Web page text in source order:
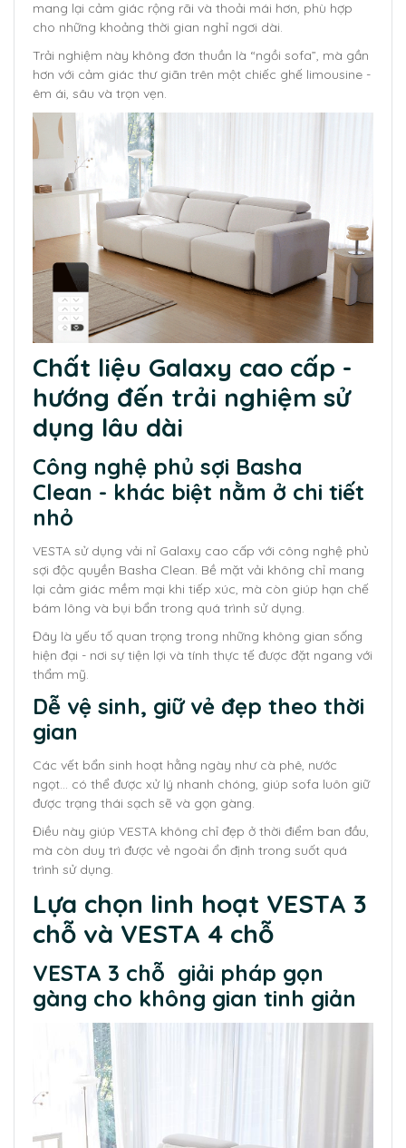
mang lại cảm giác rộng rãi và thoải mái hơn, phù hợp
cho những khoảng thời gian nghỉ ngơi dài.
Trải nghiệm này không đơn thuần là “ngồi sofa”, mà gần
hơn với cảm giác thư giãn trên một chiếc ghế limousine -
êm ái, sâu và trọn vẹn.
Chất liệu Galaxy cao cấp -
hướng đến trải nghiệm sử
dụng lâu dài
Công nghệ phủ sợi Basha
Clean - khác biệt nằm ở chi tiết
nhỏ
VESTA sử dụng vải nỉ Galaxy cao cấp với công nghệ phủ
sợi độc quyền Basha Clean. Bề mặt vải không chỉ mang
lại cảm giác mềm mại khi tiếp xúc, mà còn giúp hạn chế
bám lông và bụi bẩn trong quá trình sử dụng.
Đây là yếu tố quan trọng trong những không gian sống
hiện đại - nơi sự tiện lợi và tính thực tế được đặt ngang với
thẩm mỹ.
Dễ vệ sinh, giữ vẻ đẹp theo thời
gian
Các vết bẩn sinh hoạt hằng ngày như cà phê, nước
ngọt… có thể được xử lý nhanh chóng, giúp sofa luôn giữ
được trạng thái sạch sẽ và gọn gàng.
Điều này giúp VESTA không chỉ đẹp ở thời điểm ban đầu,
mà còn duy trì được vẻ ngoài ổn định trong suốt quá
trình sử dụng.
Lựa chọn linh hoạt VESTA 3
chỗ và VESTA 4 chỗ
VESTA 3 chỗ giải pháp gọn
gàng cho không gian tinh giản